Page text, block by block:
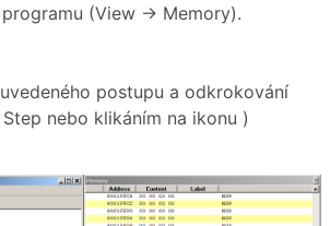
(View → Memory).
postupu a odkrokování
nebo klikáním na ikonu )